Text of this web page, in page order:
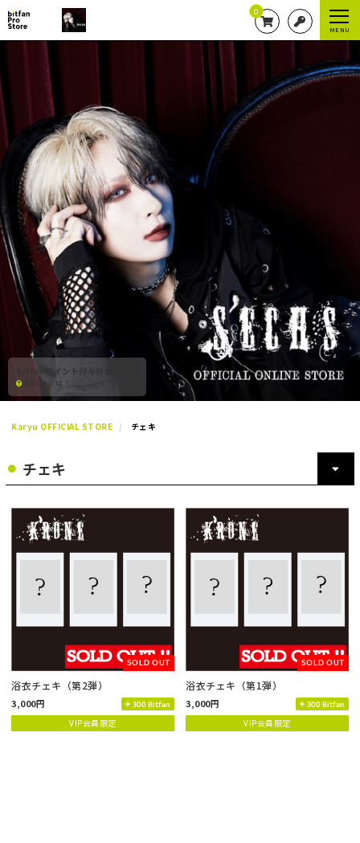
0
MENU
Bitfanポイント付与対象ストア
Bitfanとは？
Karyu OFFICIAL STORE チェキ
SOLD OUT
浴衣チェキ（第2弾）
3,000円 300 Bitfan
VIP会員限定
SOLD OUT
浴衣チェキ（第1弾）
3,000円 300 Bitfan
VIP会員限定